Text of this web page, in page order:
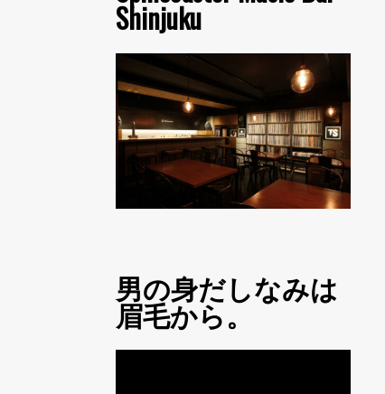
Shinjuku
男の身だしなみは
眉毛から。